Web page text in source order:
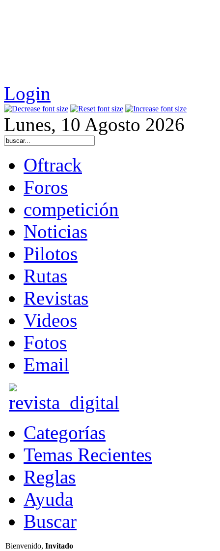
Login
Lunes, 10 Agosto 2026
Oftrack
Foros
competición
Noticias
Pilotos
Rutas
Revistas
Videos
Fotos
Email
Categorías
Temas Recientes
Reglas
Ayuda
Buscar
Bienvenido, Invitado